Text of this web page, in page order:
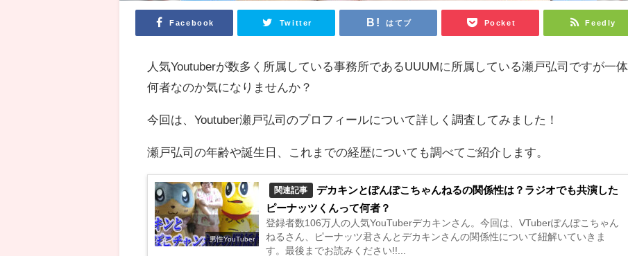
Facebook Twitter はてブ Pocket Feedly
人気Youtuberが数多く所属している事務所であるUUUMに所属している瀬戸弘司ですが一体
何者なのか気になりませんか？
今回は、Youtuber瀬戸弘司のプロフィールについて詳しく調査してみました！
瀬戸弘司の年齢や誕生日、これまでの経歴についても調べてご紹介します。
男性YouTuber
関連記事
デカキンとぽんぽこちゃんねるの関係性は？ラジオでも共演した
ピーナッツくんって何者？
登録者数106万人の人気YouTuberデカキンさん。今回は、VTuberぽんぽこちゃん
ねるさん、ピーナッツ君さんとデカキンさんの関係性について紐解いていきま
す。最後までお読みください!!...